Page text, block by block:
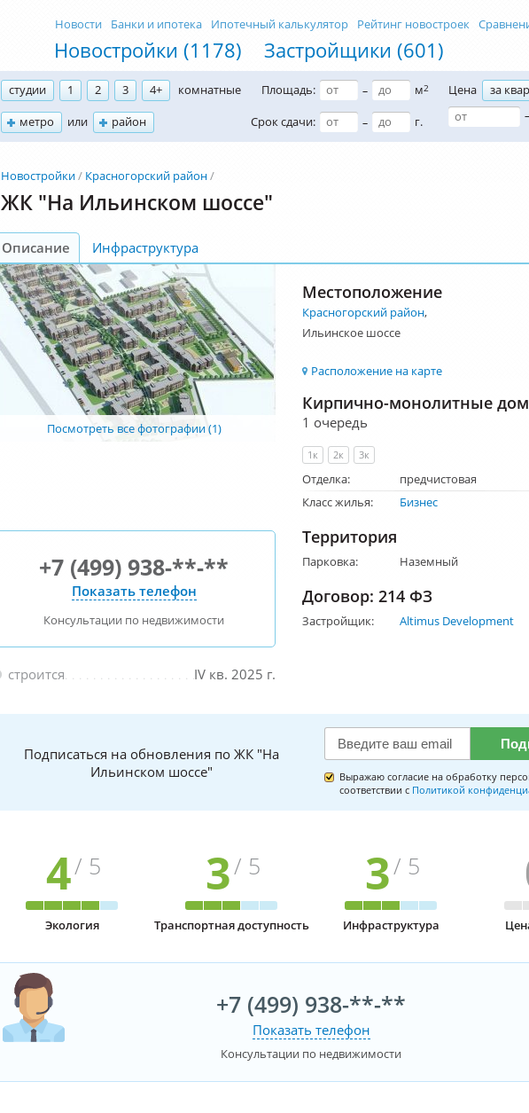
Новостройки (1178) Застройщики (601)
Новости Банки и ипотека Ипотечный калькулятор Рейтинг новостроек
студии 1 2 3 4+
комнатные
метро
или район
Площадь: – м2
Срок сдачи: – г.
Цена
за
–
Новостройки
Красногорский район
ЖК "На Ильинском шоссе"
Описание Инфраструктура
Посмотреть все фотографии (1)
+7 (499) 938-**-**
Показать телефон
Консультации по недвижимости
IV кв. 2025 г.
строится
Местоположение
Красногорский район,
Ильинское шоссе
Расположение на карте
Кирпично-монолитные
1 очередь
1к 2к 3к
Отделка:
предчистовая
Класс жилья:
Бизнес
Территория
Парковка: Наземный
Договор: 214 ФЗ
Застройщик: Altimus Development
Подписаться на обновления по ЖК "На
Ильинском шоссе"
Выражаю согласие на обработку
соответствии с Политикой
4/ 5
Экология
3/ 5
Транспортная доступность
3/ 5
Инфраструктура
+7 (499) 938-**-**
Показать телефон
Консультации по недвижимости